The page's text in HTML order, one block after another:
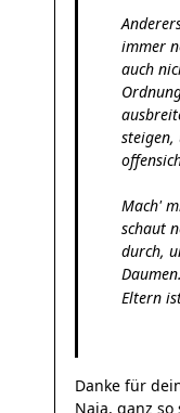
immer
auch
steigen,
Mach'
schaut
durch,
Eltern
Danke für
Naja, ganz